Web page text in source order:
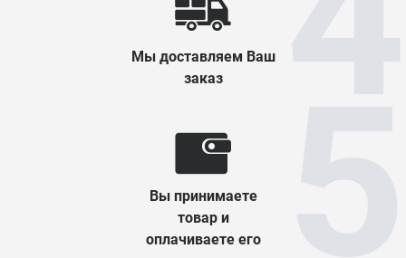
Мы доставляем Ваш
заказ
Вы принимаете
товар и
оплачиваете его